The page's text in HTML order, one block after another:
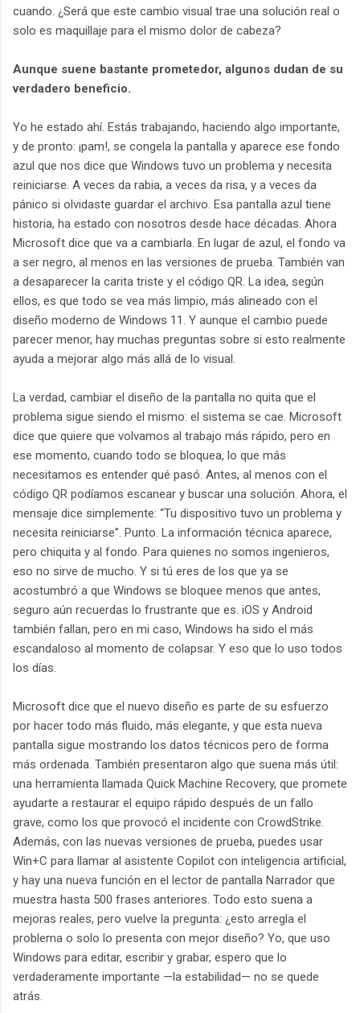
cuando. ¿Será que este cambio visual trae una solución real o
solo es maquillaje para el mismo dolor de cabeza?
Aunque suene bastante prometedor, algunos dudan de su
verdadero beneficio.
Yo he estado ahí. Estás trabajando, haciendo algo importante,
y de pronto: ¡pam!, se congela la pantalla y aparece ese fondo
azul que nos dice que Windows tuvo un problema y necesita
reiniciarse. A veces da rabia, a veces da risa, y a veces da
pánico si olvidaste guardar el archivo. Esa pantalla azul tiene
historia, ha estado con nosotros desde hace décadas. Ahora
Microsoft dice que va a cambiarla. En lugar de azul, el fondo va
a ser negro, al menos en las versiones de prueba. También van
a desaparecer la carita triste y el código QR. La idea, según
ellos, es que todo se vea más limpio, más alineado con el
diseño moderno de Windows 11. Y aunque el cambio puede
parecer menor, hay muchas preguntas sobre si esto realmente
ayuda a mejorar algo más allá de lo visual.
La verdad, cambiar el diseño de la pantalla no quita que el
problema sigue siendo el mismo: el sistema se cae. Microsoft
dice que quiere que volvamos al trabajo más rápido, pero en
ese momento, cuando todo se bloquea, lo que más
necesitamos es entender qué pasó. Antes, al menos con el
código QR podíamos escanear y buscar una solución. Ahora, el
mensaje dice simplemente: “Tu dispositivo tuvo un problema y
necesita reiniciarse”. Punto. La información técnica aparece,
pero chiquita y al fondo. Para quienes no somos ingenieros,
eso no sirve de mucho. Y si tú eres de los que ya se
acostumbró a que Windows se bloquee menos que antes,
seguro aún recuerdas lo frustrante que es. iOS y Android
también fallan, pero en mi caso, Windows ha sido el más
escandaloso al momento de colapsar. Y eso que lo uso todos
los días.
Microsoft dice que el nuevo diseño es parte de su esfuerzo
por hacer todo más fluido, más elegante, y que esta nueva
pantalla sigue mostrando los datos técnicos pero de forma
más ordenada. También presentaron algo que suena más útil:
una herramienta llamada Quick Machine Recovery, que promete
ayudarte a restaurar el equipo rápido después de un fallo
grave, como los que provocó el incidente con CrowdStrike.
Además, con las nuevas versiones de prueba, puedes usar
Win+C para llamar al asistente Copilot con inteligencia artificial,
y hay una nueva función en el lector de pantalla Narrador que
muestra hasta 500 frases anteriores. Todo esto suena a
mejoras reales, pero vuelve la pregunta: ¿esto arregla el
problema o solo lo presenta con mejor diseño? Yo, que uso
Windows para editar, escribir y grabar, espero que lo
verdaderamente importante —la estabilidad— no se quede
atrás.